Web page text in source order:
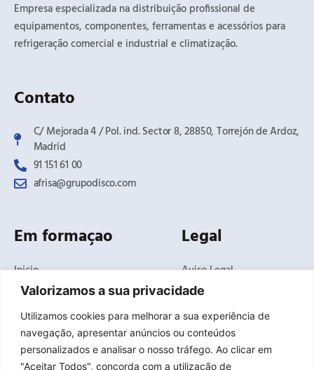
Valorizamos a sua privacidade
Utilizamos cookies para melhorar a sua experiência de
navegação, apresentar anúncios ou conteúdos
personalizados e analisar o nosso tráfego. Ao clicar em
"Aceitar Todos", concorda com a utilização de
Empresa especializada na distribuição profissional de
equipamentos, componentes, ferramentas e acessórios para
refrigeração comercial e industrial e climatização.
Contato
C/ Mejorada 4 / Pol. ind. Sector 8, 28850, Torrejón de Ardoz,
Madrid​
91 151 61 00
afrisa@grupodisco.com
Em formaçao
Inicio
O Negócio
Soluções
Noticias
Delegações
Legal
Aviso Legal
Politica de Privacidade
Termos e condições
gerais de venda
Canal de Denúncias